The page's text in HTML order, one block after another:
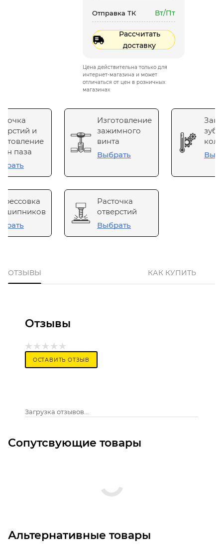
Отправка ТК Вт/Пт
Рассчитать
доставку
Цена действительна только для
интернет-магазина и может
отличаться от цен в розничных
магазинах
и
паза
Изготовление
зажимного
винта
Выбрать
Расточка
отверстий
Выбрать
ОТЗЫВЫ КАК КУПИТЬ
Отзывы
ОСТАВИТЬ ОТЗЫВ
Загрузка отзывов...
Сопутсвующие товары
Альтернативные товары